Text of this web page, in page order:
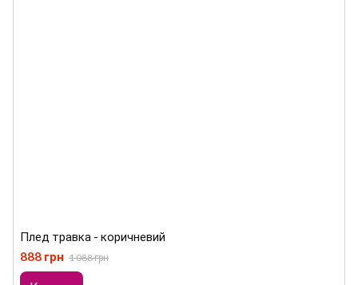
Плед травка - коричневий
888 грн 1 088 грн